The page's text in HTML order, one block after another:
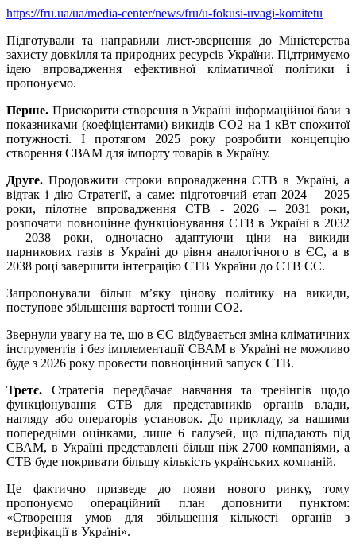
https://fru.ua/ua/media-center/news/fru/u-fokusi-uvagi-komitetu
Підготували та направили лист-звернення до Міністерства
захисту довкілля та природних ресурсів України. Підтримуємо
ідею впровадження ефективної кліматичної політики і
пропонуємо.
Перше. Прискорити створення в Україні інформаційної бази з
показниками (коефіцієнтами) викидів СО2 на 1 кВт спожитої
потужності. І протягом 2025 року розробити концепцію
створення СВАМ для імпорту товарів в Україну.
Друге. Продовжити строки впровадження СТВ в Україні, а
відтак і дію Стратегії, а саме: підготовчий етап 2024 – 2025
роки, пілотне впровадження СТВ - 2026 – 2031 роки,
розпочати повноцінне функціонування СТВ в Україні в 2032
– 2038 роки, одночасно адаптуючи ціни на викиди
парникових газів в Україні до рівня аналогічного в ЄС, а в
2038 році завершити інтеграцію СТВ України до СТВ ЄС.
Запропонували більш м’яку цінову політику на викиди,
поступове збільшення вартості тонни СО2.
Звернули увагу на те, що в ЄС відбувається зміна кліматичних
інструментів і без імплементації СВАМ в Україні не можливо
буде з 2026 року провести повноцінний запуск СТВ.
Третє. Стратегія передбачає навчання та тренінгів щодо
функціонування СТВ для представників органів влади,
нагляду або операторів установок. До прикладу, за нашими
попередніми оцінками, лише 6 галузей, що підпадають під
СВАМ, в Україні представлені більш ніж 2700 компаніями, а
СТВ буде покривати більшу кількість українських компаній.
Це фактично призведе до появи нового ринку, тому
пропонуємо операційний план доповнити пунктом:
«Створення умов для збільшення кількості органів з
верифікації в Україні».